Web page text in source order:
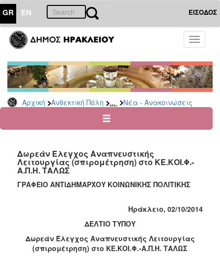
GR EN ΕΙΣΟΔΟΣ
Toggle
Αρχική Ανθεκτική Πόλη ... Νέα - Ανακοινώσεις
ΑΝΘΕΚΤΙΚΗ
ΠΟΛΗ
Κοινωνική
Πολιτική
Νέα
Ανακοινώσεις
για
Οικονομική
Αδυναμία
&
Φροντίδας
(Κ.Α.Π.Η.)
Δωρεάν Έλεγχος Αναπνευστικής
Λειτουργίας (σπιρομέτρηση) στο ΚΕ.ΚΟΙ.Φ.-
Α.Π.Η. ΤΑΛΩΣ
ΓΡΑΦΕΙΟ ΑΝΤΙΔΗΜΑΡΧΟΥ ΚΟΙΝΩΝΙΚΗΣ ΠΟΛΙΤΙΚΗΣ
Ηράκλειο, 02/10/2014
ΔΕΛΤΙΟ ΤΥΠΟΥ
Δωρεάν Έλεγχος Αναπνευστικής Λειτουργίας
(σπιρομέτρηση) στο ΚΕ.ΚΟΙ.Φ.-Α.Π.Η. ΤΑΛΩΣ